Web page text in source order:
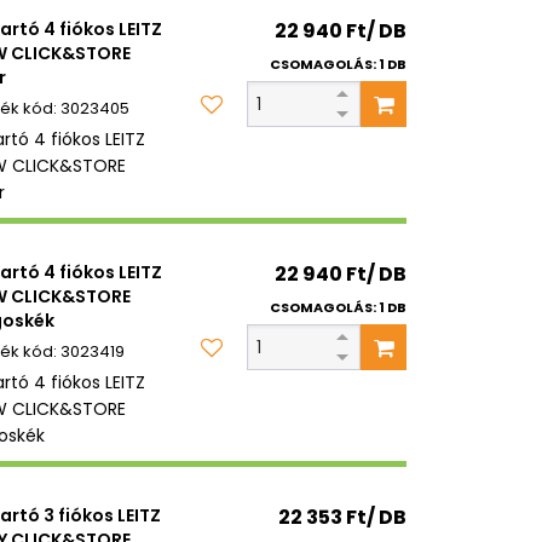
4 fiókos LEITZ
CLICK&STORE
3023405
4 fiókos LEITZ
CLICK&STORE
22 940 Ft/ DB
CSOMAGOLÁS: 1 DB
4 fiókos LEITZ
CLICK&STORE
3023419
4 fiókos LEITZ
CLICK&STORE
22 940 Ft/ DB
CSOMAGOLÁS: 1 DB
3 fiókos LEITZ
22 353 Ft/ DB